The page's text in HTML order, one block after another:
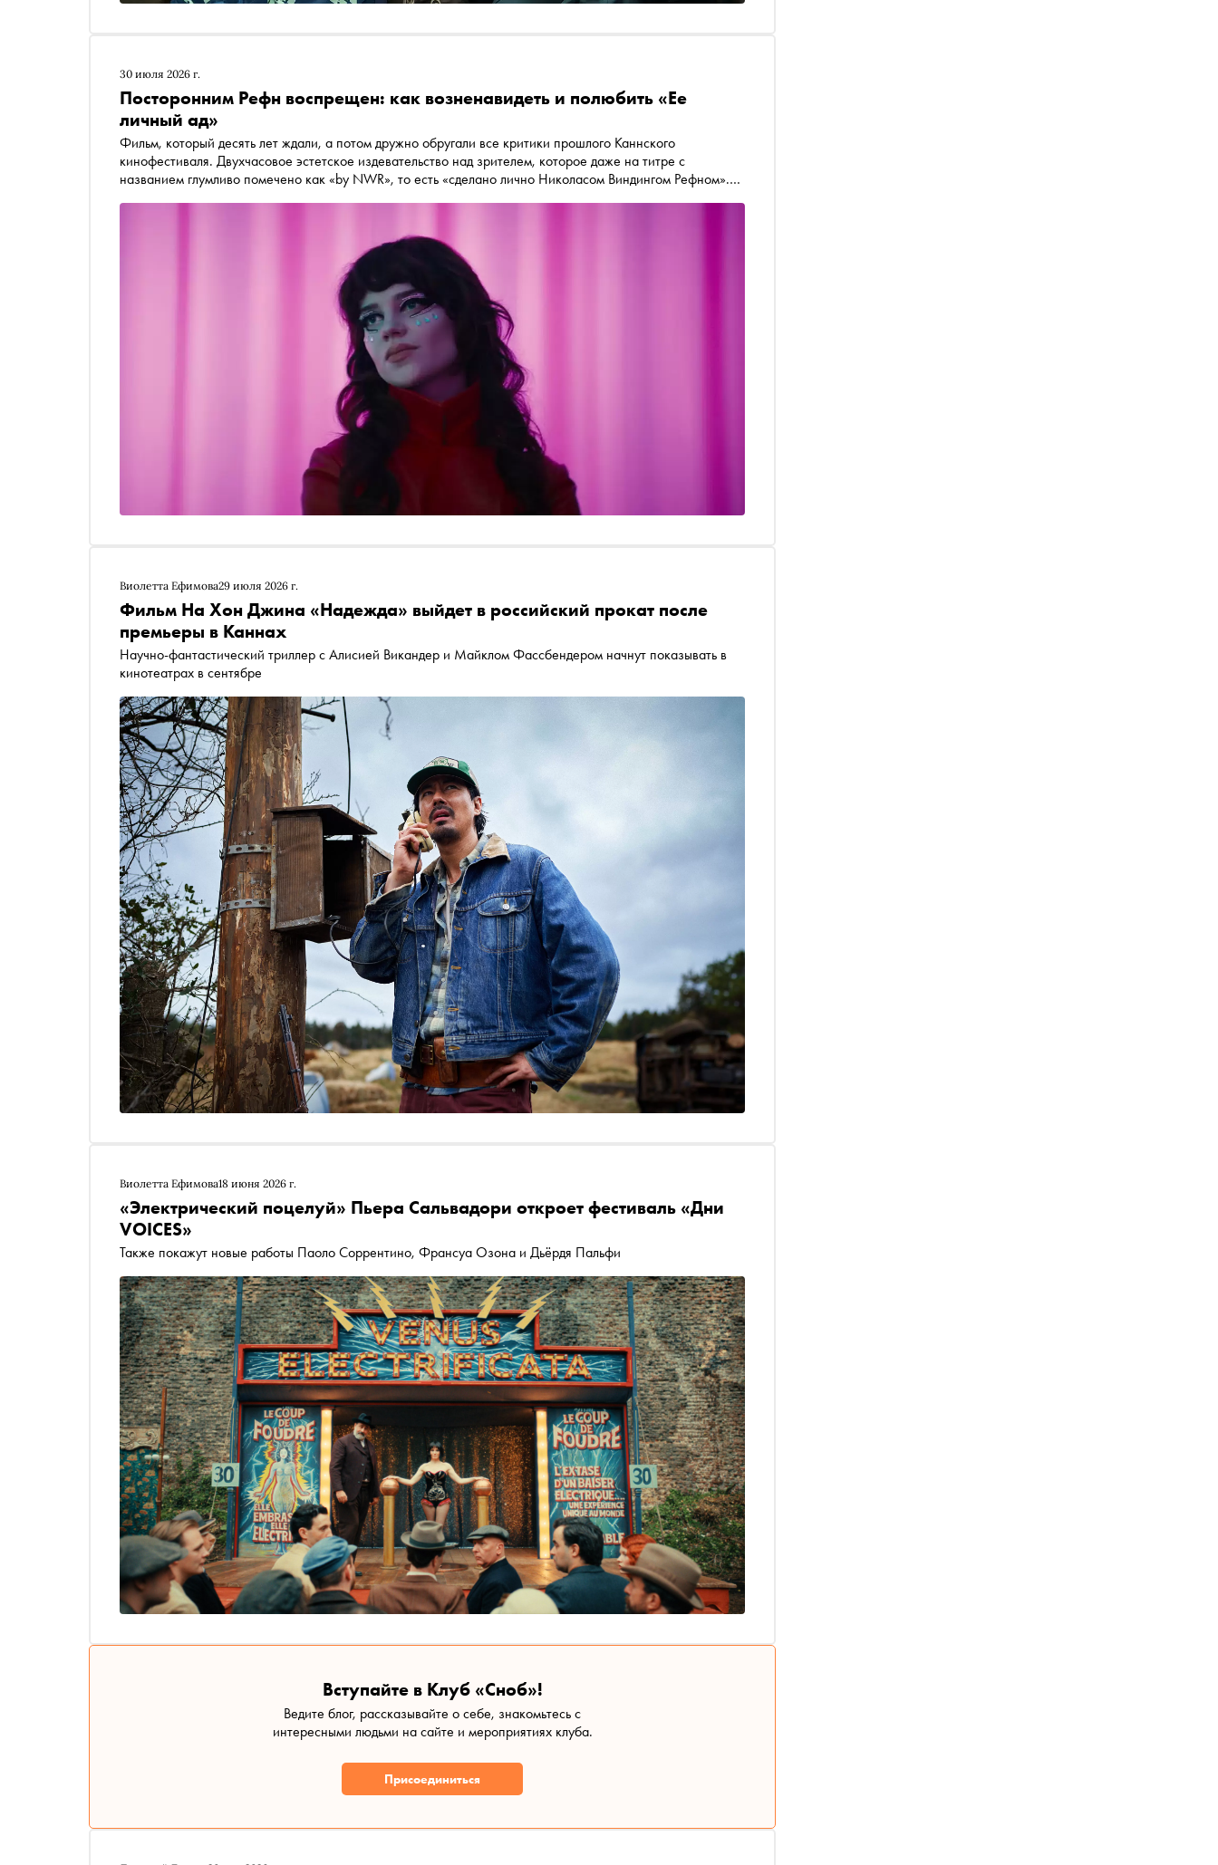
30 июля 2026 г.
Посторонним Рефн воспрещен: как возненавидеть и полюбить «Ее
личный ад»
Фильм, который десять лет ждали, а потом дружно обругали все критики прошлого Каннского
кинофестиваля. Двухчасовое эстетское издевательство над зрителем, которое даже на титре с
названием глумливо помечено как «by NWR», то есть «сделано лично Николасом Виндингом Рефном».
официальный российский прокат, и ничего более провокационного этим летом здесь уже не будет.
Сергей Сычев рассказывает, почему это кино надо срочно смотреть
Виолетта Ефимова29 июля 2026 г.
Фильм На Хон Джина «Надежда» выйдет в российский прокат после
премьеры в Каннах
Научно-фантастический триллер с Алисией Викандер и Майклом Фассбендером начнут показывать в
кинотеатрах в сентябре
Виолетта Ефимова18 июня 2026 г.
«Электрический поцелуй» Пьера Сальвадори откроет фестиваль «Дни
VOICES»
Также покажут новые работы Паоло Соррентино, Франсуа Озона и Дьёрдя Пальфи
Вступайте в Клуб «Сноб»!
Ведите блог, рассказывайте о себе, знакомьтесь с
интересными людьми на сайте и мероприятиях клуба.
Присоединиться